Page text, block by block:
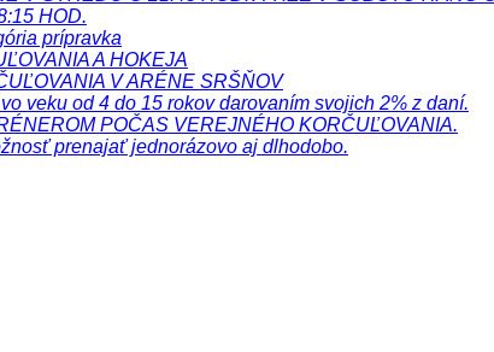
HOD.
prípravka
A HOKEJA
V ARÉNE SRŠŇOV
veku od 4 do 15 rokov darovaním svojich 2% z daní.
POČAS VEREJNÉHO KORČUĽOVANIA.
prenajať jednorázovo aj dlhodobo.